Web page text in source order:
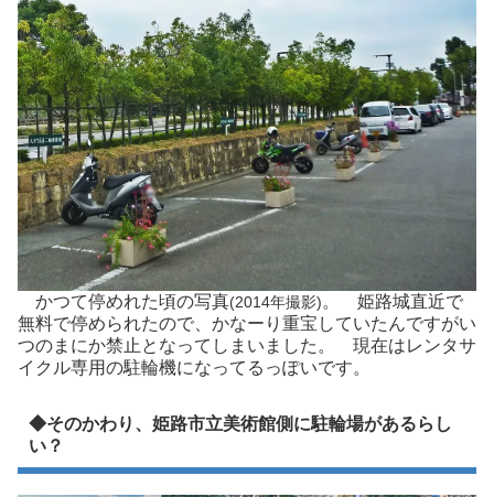
かつて停めれた頃の写真(2014年撮影)。 姫路城直近で
無料で停められたので、かなーり重宝していたんですがい
つのまにか禁止となってしまいました。 現在はレンタサ
イクル専用の駐輪機になってるっぽいです。
◆そのかわり、姫路市立美術館側に駐輪場があるらし
い？